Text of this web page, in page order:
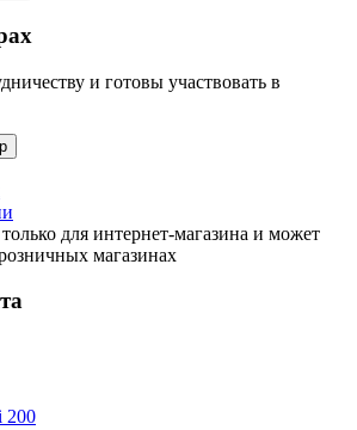
и готовы участвовать в
для интернет-магазина и может
магазинах
200